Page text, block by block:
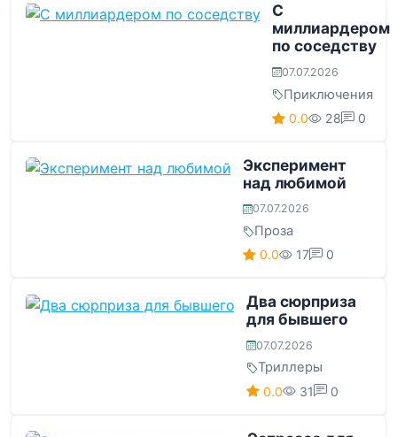
С
миллиардером
по соседству
07.07.2026
Приключения
0.0 28 0
Эксперимент
над любимой
07.07.2026
Проза
0.0 17 0
Два сюрприза
для бывшего
07.07.2026
Триллеры
0.0 31 0